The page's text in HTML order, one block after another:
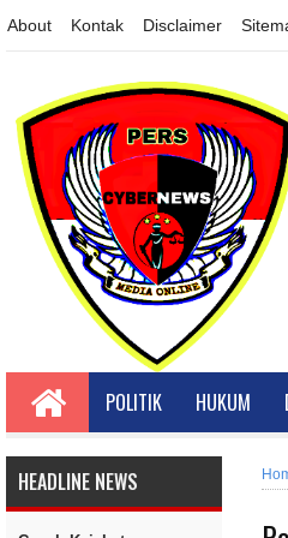
About Kontak Disclaimer
POLITIK HUKUM
HEADLINE NEWS